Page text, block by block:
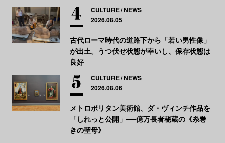
CULTURE NEWS
2026.08.05
古代ローマ時代の道路下から「若い男性像」
が出土。うつ伏せ状態が幸いし、保存状態は
良好
CULTURE NEWS
2026.08.06
メトロポリタン美術館、ダ・ヴィンチ作品を
「しれっと公開」──億万長者秘蔵の《糸巻
きの聖母》